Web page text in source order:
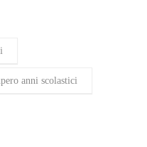
anni scolastici